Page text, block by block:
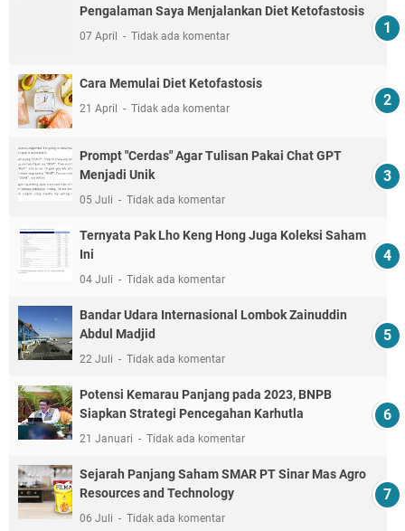
Pengalaman Saya Menjalankan Diet Ketofastosis
07 April Tidak ada komentar
Cara Memulai Diet Ketofastosis
21 April Tidak ada komentar
Prompt "Cerdas" Agar Tulisan Pakai Chat GPT
Menjadi Unik
05 Juli Tidak ada komentar
Ternyata Pak Lho Keng Hong Juga Koleksi Saham
Ini
04 Juli Tidak ada komentar
Bandar Udara Internasional Lombok Zainuddin
Abdul Madjid
22 Juli Tidak ada komentar
Potensi Kemarau Panjang pada 2023, BNPB
Siapkan Strategi Pencegahan Karhutla
21 Januari Tidak ada komentar
Sejarah Panjang Saham SMAR PT Sinar Mas Agro
Resources and Technology
06 Juli Tidak ada komentar